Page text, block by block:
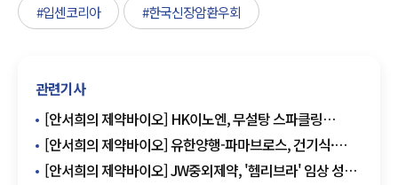
#입센코리아 #한국신장암환우회
관련기사
[안서희의 제약바이오] HK이노엔, 무설탕 스파클링
숙취해소제 '컨디션 제로 스파클링' 출시 외
[안서희의 제약바이오] 유한양행-파마브로스, 건기식·
일반의약품 공동 개발 MOU 체결 외
[안서희의 제약바이오] JW중외제약, '헴리브라' 임상 성과